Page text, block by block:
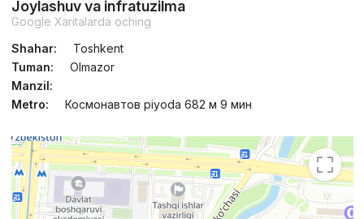
Joylashuv va infratuzilma
Google Xaritalarda oching
Shahar:
Toshkent
Tuman:
Olmazor
Manzil:
Metro:
Космонавтов piyoda 682 м 9 мин